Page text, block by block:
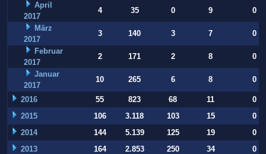
April
2017
4 35 0 9
0
März
2017
3 140 3 7
0
Februar
2017
2 171 2 8
0
Januar
2017
10 265 6 8 0
2016 55 823 68 11
0
2015
106 3.118 103 15
0
2014
144 5.139 125 19
0
2013
164 2.853 250 34
0